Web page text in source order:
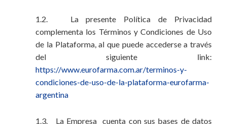
1.2. La presente Política de Privacidad
complementa los Términos y Condiciones de Uso
de la Plataforma, al que puede accederse a través
del siguiente link:
https://www.eurofarma.com.ar/terminos-y-
condiciones-de-uso-de-la-plataforma-eurofarma-
argentina
1.3. La Empresa cuenta con sus bases de datos